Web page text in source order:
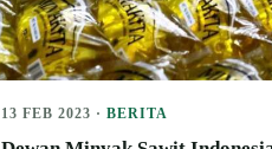
13 FEB 2023 · BERITA